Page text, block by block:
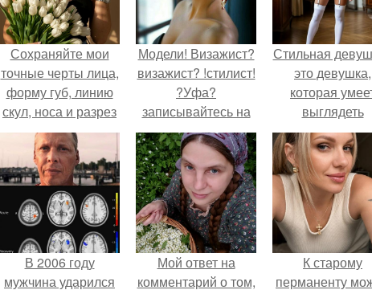
Сохраняйте мои
точные черты лица,
форму губ, линию
скул, носа и разрез
глаз.
Модели! Визажист?
визажист? !стилист!
?Уфа?
записывайтесь на
профессиональный
макияж! ?прически?
!локоны! работаю с
выездом на дом.
1000 руб.
Стильная
это девушка,
которая
выглядеть
элегантно в
ситуации.
В 2006 году
мужчина ударился
Мой ответ на
комментарий о том,
К старому
перманенту